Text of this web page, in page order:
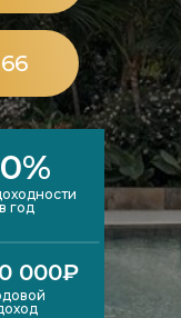
000₽
в год